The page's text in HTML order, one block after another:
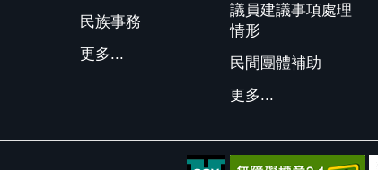
民族事務
更多...
議員建議事項處理
情形
民間團體補助
更多...